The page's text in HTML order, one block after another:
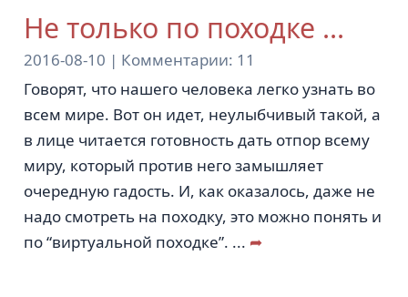
Не только по походке ...
2016-08-10 | Комментарии: 11
Говорят, что нашего человека легко узнать во
всем мире. Вот он идет, неулыбчивый такой, а
в лице читается готовность дать отпор всему
миру, который против него замышляет
очередную гадость. И, как оказалось, даже не
надо смотреть на походку, это можно понять и
по “виртуальной походке”. ... ➦